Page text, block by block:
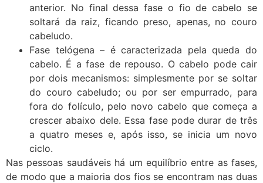
anterior. No final dessa fase o fio de cabelo se
soltará da raiz, ficando preso, apenas, no couro
cabeludo.
Fase telógena – é caracterizada pela queda do
cabelo. É a fase de repouso. O cabelo pode cair
por dois mecanismos: simplesmente por se soltar
do couro cabeludo; ou por ser empurrado, para
fora do folículo, pelo novo cabelo que começa a
crescer abaixo dele. Essa fase pode durar de três
a quatro meses e, após isso, se inicia um novo
ciclo.
Nas pessoas saudáveis há um equilíbrio entre as fases,
de modo que a maioria dos fios se encontram nas duas